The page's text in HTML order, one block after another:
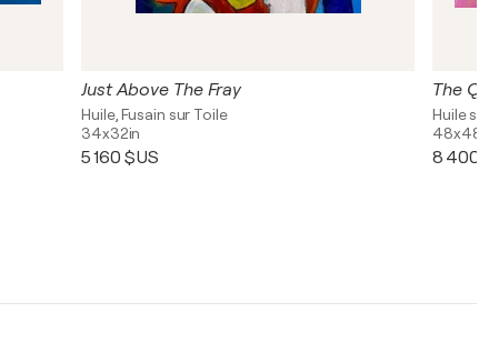
Just Above The Fray
Huile, Fusain sur Toile
34x32in
5 160 $US
The
Huile sur
48x48in
8 400